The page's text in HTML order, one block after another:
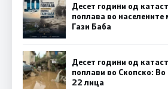
Десет години од
поплава во
Гази Баба
Десет години од
поплави во Скопско:
22 лица